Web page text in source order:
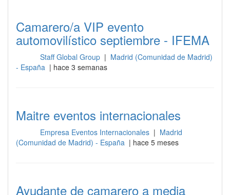
Camarero/a VIP evento
automovilístico septiembre - IFEMA
Staff Global Group | Madrid (Comunidad de Madrid)
- España | hace 3 semanas
Maitre eventos internacionales
Empresa Eventos Internacionales | Madrid
(Comunidad de Madrid) - España | hace 5 meses
Ayudante de camarero a media